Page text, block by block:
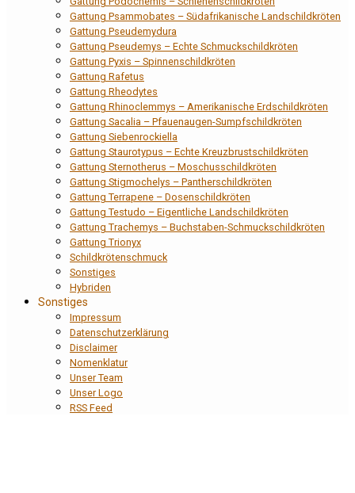
Gattung Psammobates – Südafrikanische Landschildkröten
Gattung Pseudemydura
Gattung Pseudemys – Echte Schmuckschildkröten
Gattung Pyxis – Spinnenschildkröten
Gattung Rafetus
Gattung Rheodytes
Gattung Rhinoclemmys – Amerikanische Erdschildkröten
Gattung Sacalia – Pfauenaugen-Sumpfschildkröten
Gattung Siebenrockiella
Gattung Staurotypus – Echte Kreuzbrustschildkröten
Gattung Sternotherus – Moschusschildkröten
Gattung Stigmochelys – Pantherschildkröten
Gattung Terrapene – Dosenschildkröten
Gattung Testudo – Eigentliche Landschildkröten
Gattung Trachemys – Buchstaben-Schmuckschildkröten
Gattung Trionyx
Schildkrötenschmuck
Sonstiges
Hybriden
Sonstiges
Impressum
Datenschutzerklärung
Disclaimer
Nomenklatur
Unser Team
Unser Logo
RSS Feed